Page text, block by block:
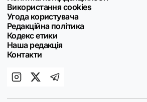
Використання cookies
Угода користувача
Редакційна політика
Кодекс етики
Наша редакція
Контакти